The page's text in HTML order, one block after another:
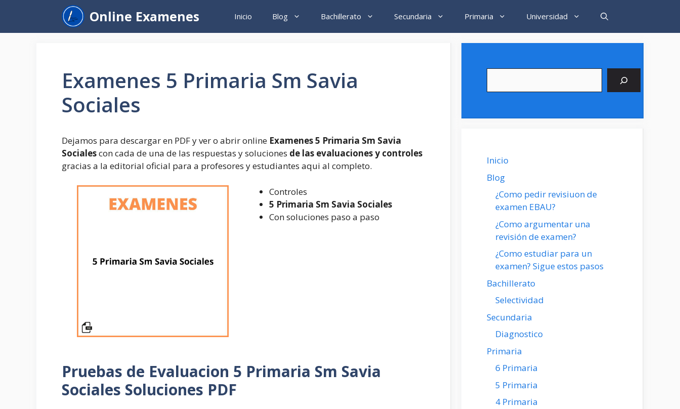
contenido
Online Examenes Inicio Blog Bachillerato Secundaria Primaria Universidad
Examenes 5 Primaria Sm Savia
Sociales
Dejamos para descargar en PDF y ver o abrir online Examenes 5 Primaria Sm Savia
Socialescon cada de una de las respuestas y soluciones de las evaluaciones y controles
gracias a la editorial oficial para a profesores y estudiantes aqui al completo.
Controles
5 Primaria Sm Savia Sociales
Con soluciones paso a paso
Pruebas de Evaluacion 5 Primaria Sm Savia
Sociales Soluciones PDF
Inicio
Blog
¿Como pedir revisiuon de
examen EBAU?
¿Como argumentar una
revisión de examen?
¿Como estudiar para un
examen? Sigue estos pasos
Bachillerato
Selectividad
Secundaria
Diagnostico
Primaria
6 Primaria
5 Primaria
4 Primaria